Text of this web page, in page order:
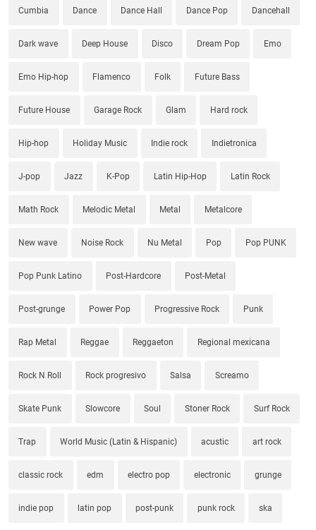
Cumbia Dance Dance Hall Dance Pop Dancehall
Dark wave Deep House Disco Dream Pop Emo
Emo Hip-hop Flamenco Folk Future Bass
Future House Garage Rock Glam Hard rock
Hip-hop Holiday Music Indie rock Indietronica
J-pop Jazz K-Pop Latin Hip-Hop Latin Rock
Math Rock Melodic Metal Metal Metalcore
New wave Noise Rock Nu Metal Pop Pop PUNK
Pop Punk Latino Post-Hardcore Post-Metal
Post-grunge Power Pop Progressive Rock Punk
Rap Metal Reggae Reggaeton Regional mexicana
Rock N Roll Rock progresivo Salsa Screamo
Skate Punk Slowcore Soul Stoner Rock Surf Rock
Trap World Music (Latin & Hispanic) acustic art rock
classic rock edm electro pop electronic grunge
indie pop latin pop post-punk punk rock ska